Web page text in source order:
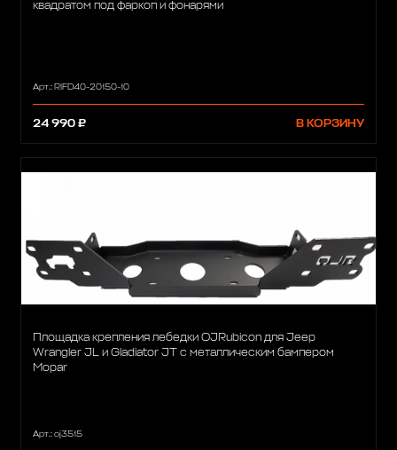
квадратом под фаркоп и фонарями
Арт.: RIFD40-20150-10
24 990 ₽ В КОРЗИНУ
Площадка крепления лебедки OJRubicon для Jeep
Wrangler JL и Gladiator JT с металлическим бампером
Mopar
Арт.: oj3515